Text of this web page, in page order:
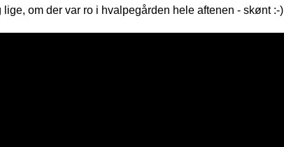
lige, om der var ro i hvalpegården hele aftenen - skønt :-)